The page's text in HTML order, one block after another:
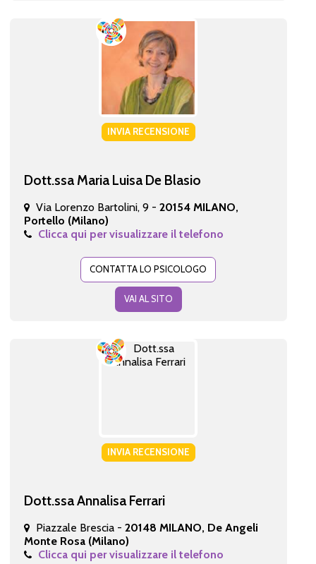
INVIA RECENSIONE
Dott.ssa Maria Luisa De Blasio
Via Lorenzo Bartolini, 9 - 20154 MILANO,
Portello (Milano)
Clicca qui per visualizzare il telefono
CONTATTA LO PSICOLOGO
VAI AL SITO
INVIA RECENSIONE
Dott.ssa Annalisa Ferrari
Piazzale Brescia - 20148 MILANO, De Angeli
Monte Rosa (Milano)
Clicca qui per visualizzare il telefono